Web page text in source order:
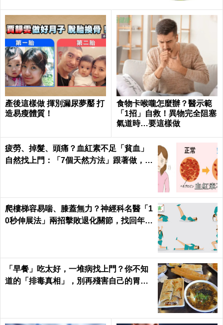
產後這樣做 揮別漏尿夢靨 打
造易瘦體質！
食物卡喉嚨怎麼辦？醫示範
「1招」自救！異物完全阻塞
氣道時…要這樣做
疲勞、掉髮、頭痛？血紅素不足「貧血」
自然找上門：「7個天然方法」跟著做，杜
爬樓梯容易喘、膝蓋無力？神經科名醫「1
0秒伸展法」兩招擊敗退化關節，找回年輕
「早餐」吃太好，一堆病找上門？你不知
道的「排毒真相」，別再殘害自己的胃